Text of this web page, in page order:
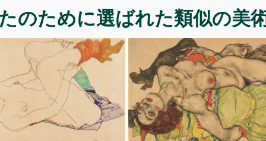
のために選ばれた類似の美